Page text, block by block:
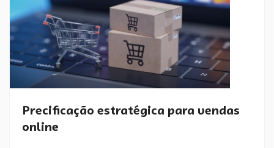
Precificação estratégica para vendas
online